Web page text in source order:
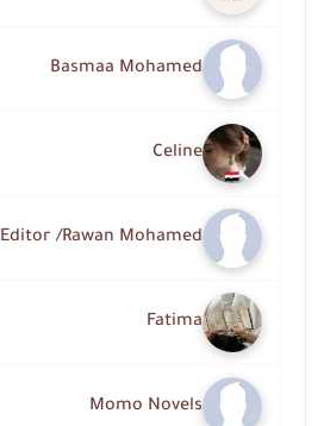
Basmaa Mohamed
Celine
Editor /Rawan Mohamed
Fatima
Momo Novels